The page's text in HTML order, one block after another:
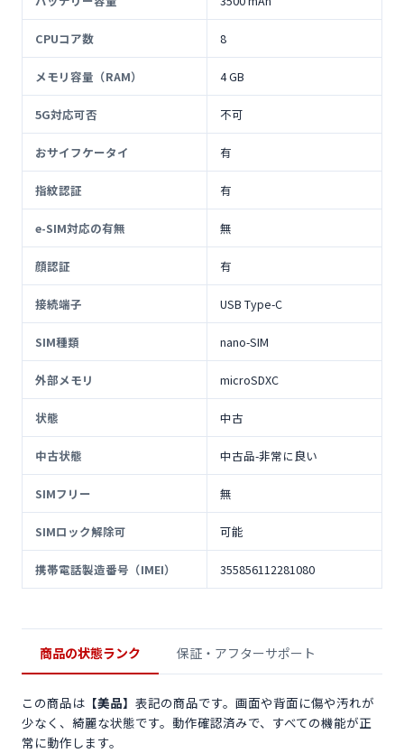
CPUコア数 8
メモリ容量（RAM） 4 GB
5G対応可否 不可
おサイフケータイ 有
指紋認証 有
e-SIM対応の有無 無
顔認証 有
接続端子 USB Type-C
SIM種類 nano-SIM
外部メモリ microSDXC
状態 中古
中古状態 中古品-非常に良い
SIMフリー 無
SIMロック解除可 可能
携帯電話製造番号（IMEI） 355856112281080
商品の状態ランク 保証・アフターサポート
この商品は 【美品】 表記の商品です。画面や背面に傷や汚れが
少なく、綺麗な状態です。動作確認済みで、すべての機能が正
常に動作します。